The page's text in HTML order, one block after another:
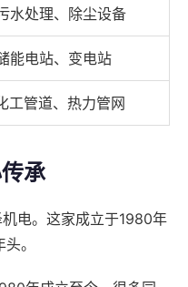
水处理、除尘设备
能电站、变电站
工管道、热力管网
承
电。这家成立于1980年
。